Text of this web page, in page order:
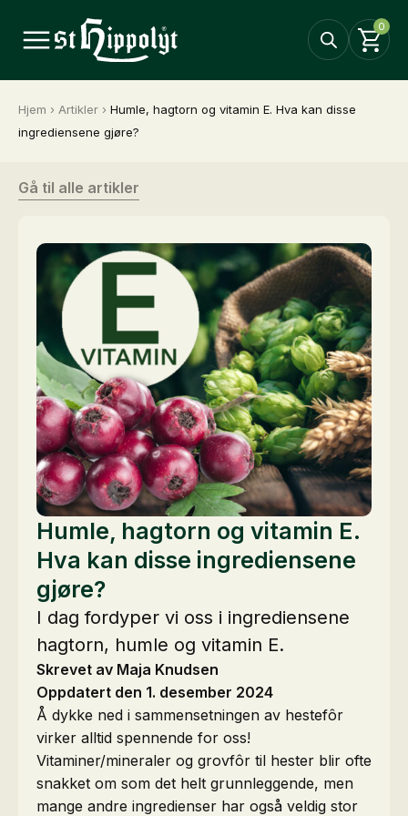
0
Hjem › Artikler › Humle, hagtorn og vitamin E. Hva kan disse
ingrediensene gjøre?
Gå til alle artikler
Humle, hagtorn og vitamin E.
Hva kan disse ingrediensene
gjøre?
I dag fordyper vi oss i ingrediensene
hagtorn, humle og vitamin E.
Skrevet av Maja Knudsen
Oppdatert den 1. desember 2024
Å dykke ned i sammensetningen av hestefôr
virker alltid spennende for oss!
Vitaminer/mineraler og grovfôr til hester blir ofte
snakket om som det helt grunnleggende, men
mange andre ingredienser har også veldig stor